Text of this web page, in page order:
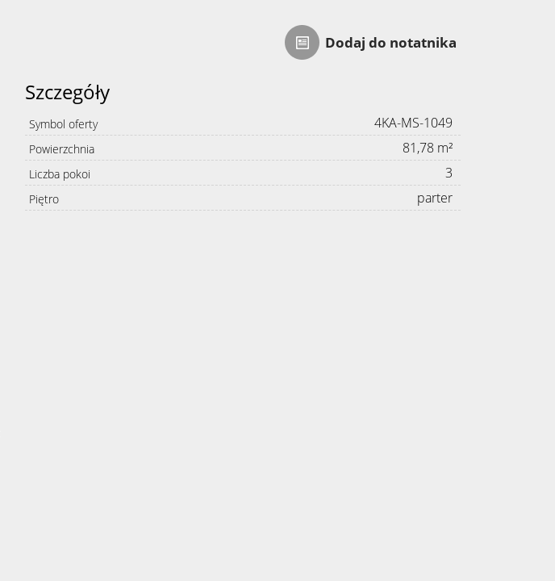
Dodaj do notatnika
Szczegóły
Symbol oferty 4KA-MS-1049
Powierzchnia 81,78 m²
Liczba pokoi 3
Piętro parter